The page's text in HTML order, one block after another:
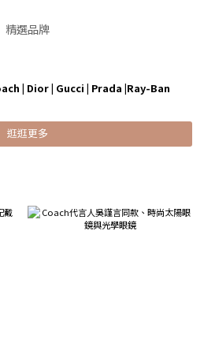
精選品牌
| Dior | Gucci | Prada |Ray-Ban
逛逛更多